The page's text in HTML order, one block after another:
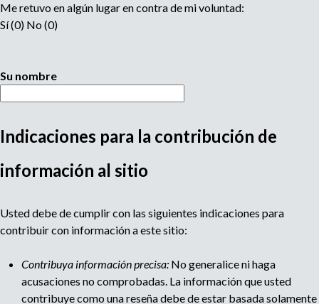
Me retuvo en algún lugar en contra de mi voluntad:
Sí (0) No (0)
Su nombre
l
Indicaciones para la contribución de
información al sitio
Usted debe de cumplir con las siguientes indicaciones para
contribuir con información a este sitio:
Contribuya información precisa: No generalice ni haga
acusaciones no comprobadas. La información que usted
contribuye como una reseña debe de estar basada solamente